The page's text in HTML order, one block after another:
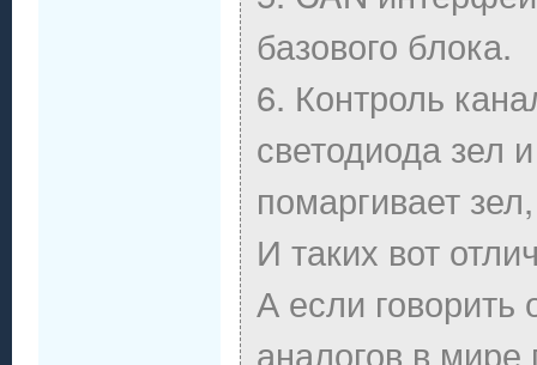
базового блока.
6. Контроль
светодиода зел
помаргивает
И таких вот
А если
аналогов в мире